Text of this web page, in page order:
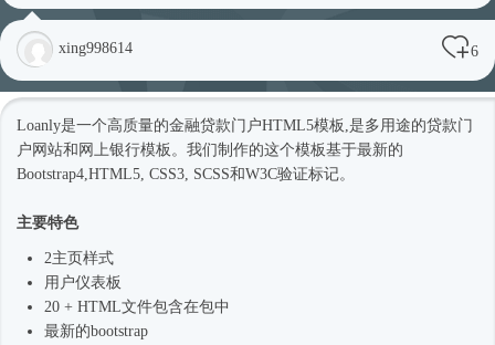
xing998614 6
Loanly是一个高质量的金融贷款门户HTML5模板 ,是多用途的贷款门
户网站和网上银行模板。我们制作的这个模板基于最新的
Bootstrap4 ,HTML5, CSS3, SCSS和W3C验证标记。
主要特色
2主页样式
用户仪表板
20 + HTML文件包含在包中
最新的bootstrap